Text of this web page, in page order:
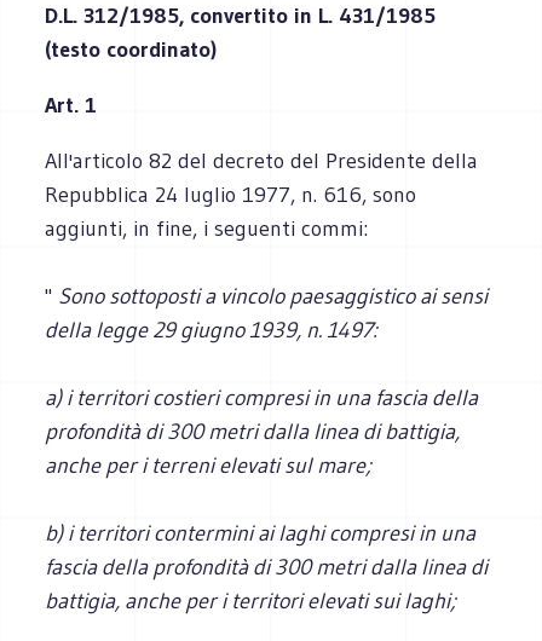
D.L. 312/1985, convertito in L. 431/1985
(testo coordinato)
Art. 1
All'articolo 82 del decreto del Presidente della
Repubblica 24 luglio 1977, n. 616, sono
aggiunti, in fine, i seguenti commi:
" Sono sottoposti a vincolo paesaggistico ai sensi
della legge 29 giugno 1939, n. 1497:
a) i territori costieri compresi in una fascia della
profondità di 300 metri dalla linea di battigia,
anche per i terreni elevati sul mare;
b) i territori contermini ai laghi compresi in una
fascia della profondità di 300 metri dalla linea di
battigia, anche per i territori elevati sui laghi;